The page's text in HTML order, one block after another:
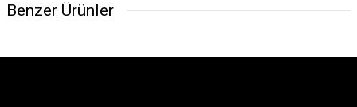
Benzer Ürünler